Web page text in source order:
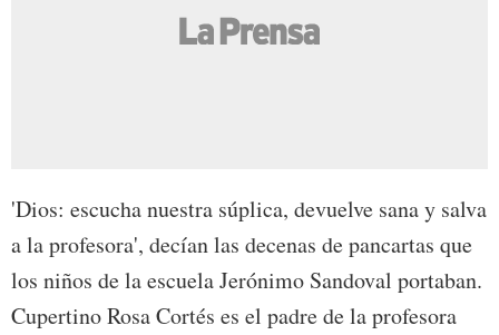
'Dios: escucha nuestra súplica, devuelve sana y salva
a la profesora', decían las decenas de pancartas que
los niños de la escuela Jerónimo Sandoval portaban.
Cupertino Rosa Cortés es el padre de la profesora